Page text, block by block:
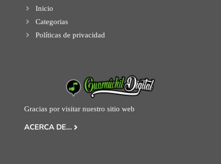
Inicio
Categorias
Políticas de privacidad
Gracias por visitar nuestro sitio web
ACERCA DE...